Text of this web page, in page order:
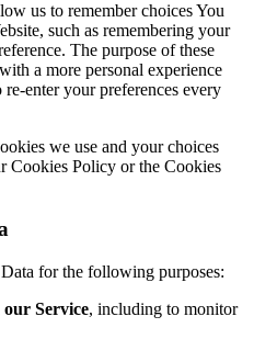
us to remember choices You
such as remembering your
The purpose of these
a more personal experience
enter your preferences every
we use and your choices
Cookies Policy or the Cookies
for the following purposes:
Service, including to monitor